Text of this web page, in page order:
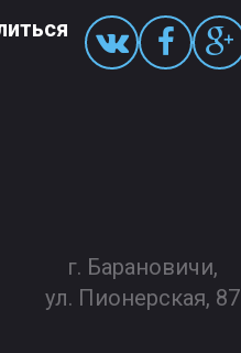
г. Барановичи,
ул. Пионерская, 87